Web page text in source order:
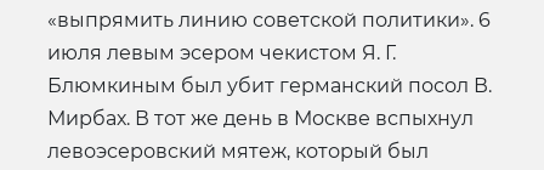
«выпрямить линию советской политики». 6
июля левым эсером чекистом Я. Г.
Блюмкиным был убит германский посол В.
Мирбах. В тот же день в Москве вспыхнул
левоэсеровский мятеж, который был